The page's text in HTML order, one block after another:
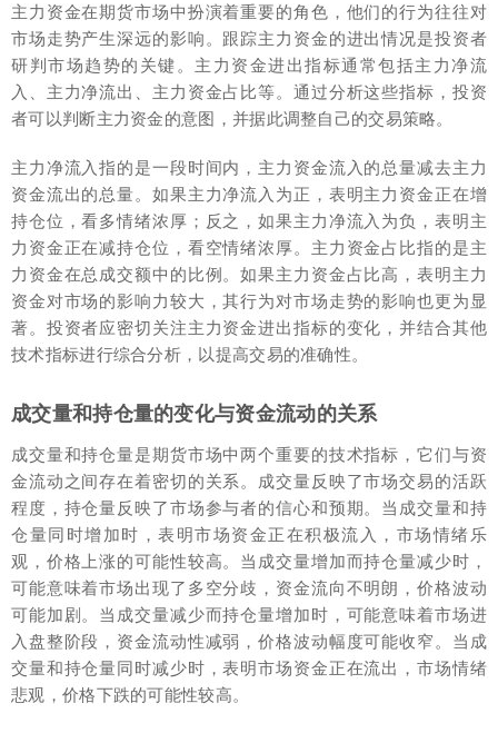
主力资金在期货市场中扮演着重要的角色，他们的行为往往对
市场走势产生深远的影响。跟踪主力资金的进出情况是投资者
研判市场趋势的关键。主力资金进出指标通常包括主力净流
入、主力净流出、主力资金占比等。通过分析这些指标，投资
者可以判断主力资金的意图，并据此调整自己的交易策略。
主力净流入指的是一段时间内，主力资金流入的总量减去主力
资金流出的总量。如果主力净流入为正，表明主力资金正在增
持仓位，看多情绪浓厚；反之，如果主力净流入为负，表明主
力资金正在减持仓位，看空情绪浓厚。主力资金占比指的是主
力资金在总成交额中的比例。如果主力资金占比高，表明主力
资金对市场的影响力较大，其行为对市场走势的影响也更为显
著。投资者应密切关注主力资金进出指标的变化，并结合其他
技术指标进行综合分析，以提高交易的准确性。
成交量和持仓量的变化与资金流动的关系
成交量和持仓量是期货市场中两个重要的技术指标，它们与资
金流动之间存在着密切的关系。成交量反映了市场交易的活跃
程度，持仓量反映了市场参与者的信心和预期。当成交量和持
仓量同时增加时，表明市场资金正在积极流入，市场情绪乐
观，价格上涨的可能性较高。当成交量增加而持仓量减少时，
可能意味着市场出现了多空分歧，资金流向不明朗，价格波动
可能加剧。当成交量减少而持仓量增加时，可能意味着市场进
入盘整阶段，资金流动性减弱，价格波动幅度可能收窄。当成
交量和持仓量同时减少时，表明市场资金正在流出，市场情绪
悲观，价格下跌的可能性较高。